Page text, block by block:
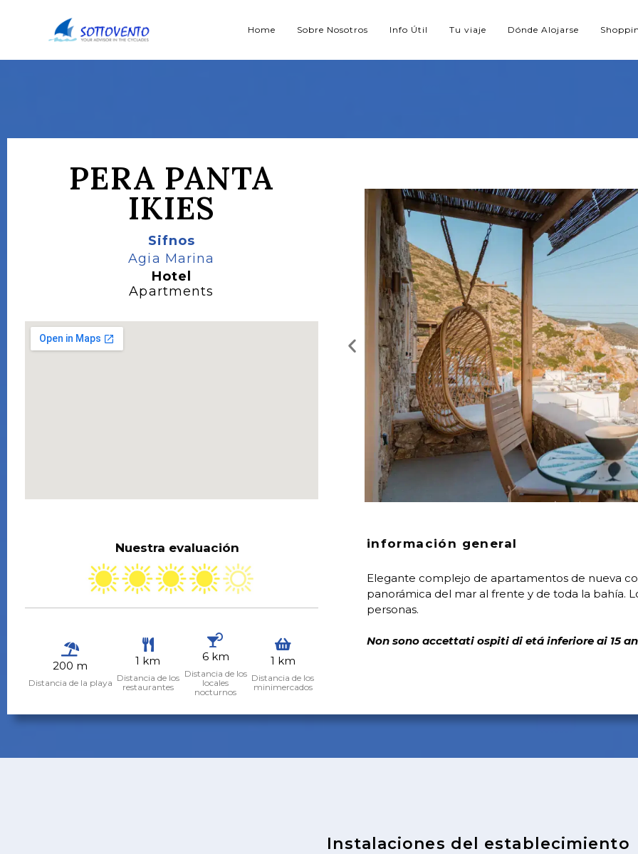
Home Sobre Nosotros Info Útil Tu viaje Dónde Alojarse
PERA PANTA
IKIES
Sifnos
Agia Marina
Hotel
Apartments
Nuestra evaluación
200 m
Distancia de la playa
1 km
Distancia de los
restaurantes
6 km
Distancia de los
locales
nocturnos
1 km
Distancia de los
minimercados
información general
Elegante complejo de apartamentos de nueva
panorámica del mar al frente y de toda la bahía.
personas.
Non sono accettati ospiti di etá inferiore ai 15
Instalaciones del establecimiento